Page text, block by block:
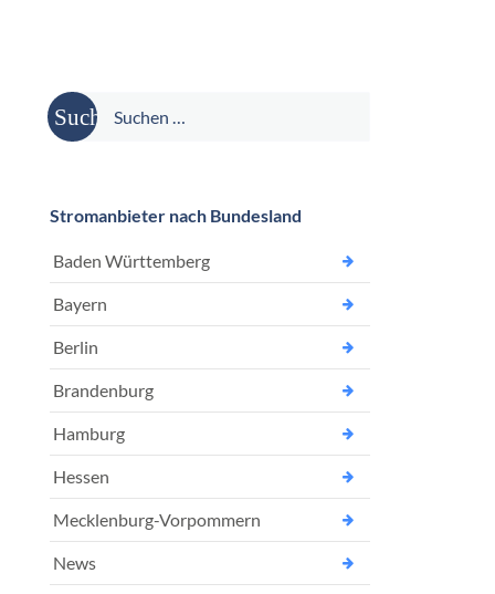
Suche
nach:
Stromanbieter nach Bundesland
Baden Württemberg
Bayern
Berlin
Brandenburg
Hamburg
Hessen
Mecklenburg-Vorpommern
News